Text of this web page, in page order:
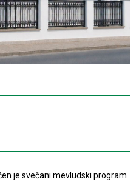
je svečani mevludski program